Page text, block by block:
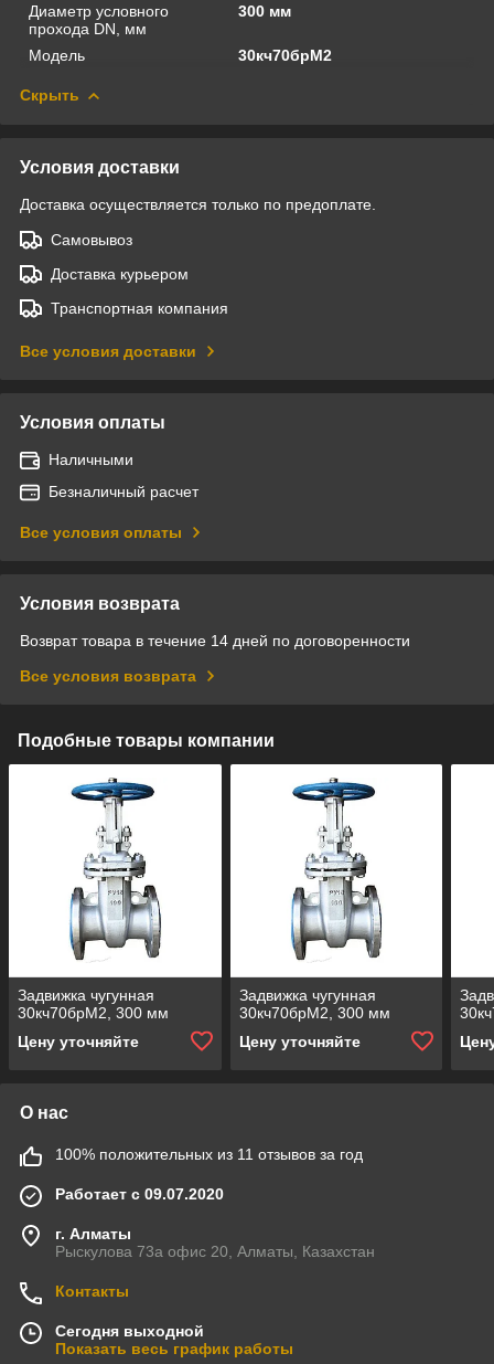
Диаметр условного
прохода DN, мм
300 мм
Модель 30кч70брМ2
Скрыть
Условия доставки
Доставка осуществляется только по предоплате.
Самовывоз
Доставка курьером
Транспортная компания
Все условия доставки
Условия оплаты
Наличными
Безналичный расчет
Все условия оплаты
Условия возврата
Возврат товара в течение 14 дней по договоренности
Все условия возврата
Подобные товары компании
Задвижка чугунная
30кч70брМ2, 300 мм
Цену уточняйте
Задвижка чугунная
30кч70брМ2, 300 мм
Цену уточняйте
О нас
100% положительных из 11 отзывов за год
Работает с 09.07.2020
г. Алматы
Рыскулова 73а офис 20, Алматы, Казахстан
Контакты
Сегодня выходной
Показать весь график работы